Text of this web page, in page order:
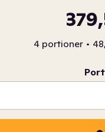
4 portioner •